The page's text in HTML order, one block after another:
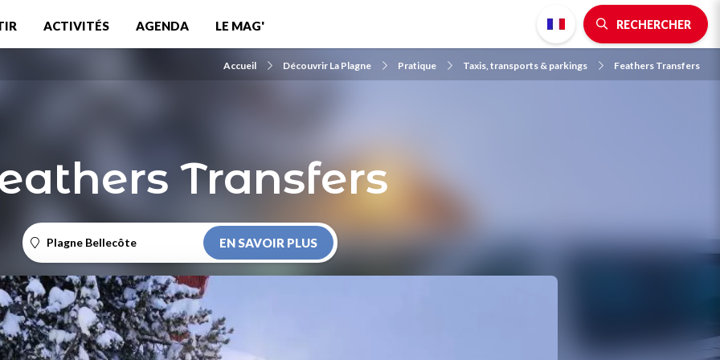
ACTIVITÉS AGENDA LE MAG' RECHERCHER
Accueil Découvrir La Plagne Pratique Taxis, transports & parkings Feathers Transfers
Transfers
Plagne Bellecôte EN SAVOIR PLUS